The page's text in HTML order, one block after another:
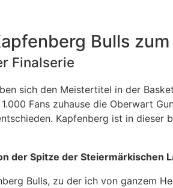
Bulls
Finalserie
sich den Meistertitel in der
Fans zuhause die Oberwart
Kapfenberg ist in dieser
der Spitze der Steiermärkischen
Bulls, zu der ich von ganzem